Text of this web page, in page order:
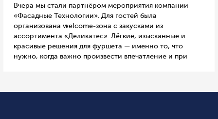
Вчера мы стали партнёром мероприятия компании
«Фасадные Технологии». Для гостей была
организована welcome-зона с закусками из
ассортимента «Деликатес». Лёгкие, изысканные и
красивые решения для фуршета — именно то, что
нужно, когда важно произвести впечатление и при